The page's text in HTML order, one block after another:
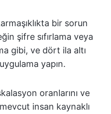
bir sorun
şifre sıfırlama veya
gibi, ve dört ila altı
yapın.
oranlarını ve
insan kaynaklı